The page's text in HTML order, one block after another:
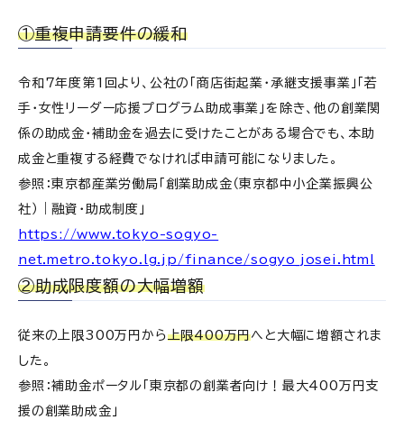
①重複申請要件の緩和
令和7年度第1回より、公社の「商店街起業・承継支援事業」「若
手・女性リーダー応援プログラム助成事業」を除き、他の創業関
係の助成金・補助金を過去に受けたことがある場合でも、本助
成金と重複する経費でなければ申請可能になりました。
参照：東京都産業労働局「創業助成金（東京都中小企業振興公
社）｜融資・助成制度」
https://www.tokyo-sogyo-
net.metro.tokyo.lg.jp/finance/sogyo_josei.html
②助成限度額の大幅増額
従来の上限300万円から上限400万円へと大幅に増額されま
した。
参照：補助金ポータル「東京都の創業者向け！最大400万円支
援の創業助成金」